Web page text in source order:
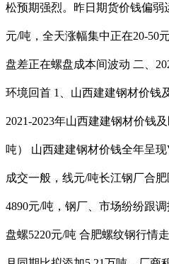
松预期强烈。昨日期货价钱偏弱
元/吨，全天涨幅集中正在20-50
盘差正在螺盘成本间波动 二、
环境回首 1、山西建建钢材价钱
2021-2023年山西建建钢材价钱
吨） 山西建建钢材价钱全年呈
成交一般，线元/吨长江钢厂合
4890元/吨，钢厂、市场纷纷跟
盘螺5220元/吨 合肥螺纹钢行情